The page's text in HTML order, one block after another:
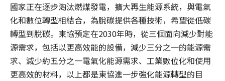
國家正在逐步淘汰燃煤發電，擴大再生能源系統，與電氣
化和數位轉型相結合，為脫碳提供各種技術，希望從低碳
轉型到脫碳。東協預定在2030年時，從三個面向減少對能
源需求，包括以更高效能的設備，減少三分之一的能源需
求、減少約五分之一電氣化能源需求、工業數位化和使用
更高效的材料，以上都是東協進一步強化能源轉型的目